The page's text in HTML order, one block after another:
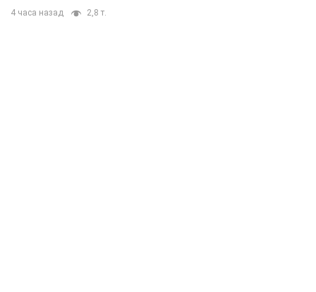
4 часа назад 2,8 т.